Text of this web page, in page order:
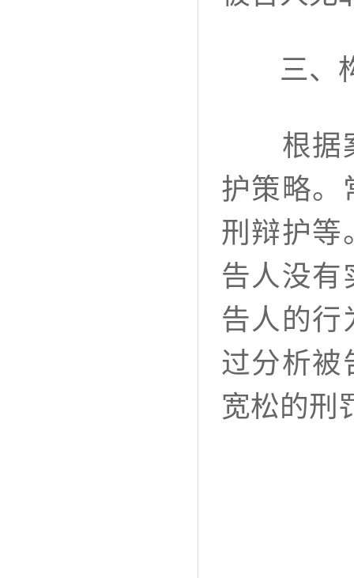
三、构
根据案
护策略。
刑辩护等
告人没有
告人的行
过分析被
宽松的刑